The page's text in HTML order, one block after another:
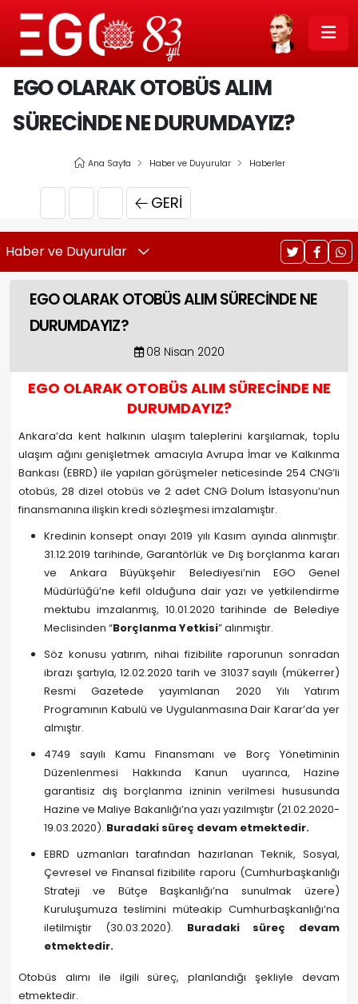
EGO OLARAK OTOBÜS ALIM
SÜRECİNDE NE DURUMDAYIZ?
Ana Sayfa Haber ve Duyurular Haberler
GERI
Haber ve Duyurular
EGO OLARAK OTOBÜS ALIM SÜRECİNDE NE
DURUMDAYIZ?
08 Nisan 2020
EGO OLARAK OTOBÜS ALIM SÜRECİNDE NE
DURUMDAYIZ?
Ankara’da kent halkının ulaşım taleplerini karşılamak, toplu
ulaşım ağını genişletmek amacıyla Avrupa İmar ve Kalkınma
Bankası (EBRD) ile yapılan görüşmeler neticesinde 254 CNG’li
otobüs, 28 dizel otobüs ve 2 adet CNG Dolum İstasyonu’nun
finansmanına ilişkin kredi sözleşmesi imzalamıştır.
Kredinin konsept onayı 2019 yılı Kasım ayında alınmıştır.
31.12.2019 tarihinde, Garantörlük ve Dış borçlanma kararı
ve Ankara Büyükşehir Belediyesi’nin EGO Genel
Müdürlüğü’ne kefil olduğuna dair yazı ve yetkilendirme
mektubu imzalanmış, 10.01.2020 tarihinde de Belediye
Meclisinden “Borçlanma Yetkisi” alınmıştır.
Söz konusu yatırım, nihai fizibilite raporunun sonradan
ibrazı şartıyla, 12.02.2020 tarih ve 31037 sayılı (mükerrer)
Resmi Gazetede yayımlanan 2020 Yılı Yatırım
Programının Kabulü ve Uygulanmasına Dair Karar’da yer
almıştır.
4749 sayılı Kamu Finansmanı ve Borç Yönetiminin
Düzenlenmesi Hakkında Kanun uyarınca, Hazine
garantisiz dış borçlanma izninin verilmesi hususunda
Hazine ve Maliye Bakanlığı’na yazı yazılmıştır (21.02.2020-
19.03.2020). Buradaki süreç devam etmektedir.
EBRD uzmanları tarafından hazırlanan Teknik, Sosyal,
Çevresel ve Finansal fizibilite raporu (Cumhurbaşkanlığı
Strateji ve Bütçe Başkanlığı’na sunulmak üzere)
Kuruluşumuza teslimini müteakip Cumhurbaşkanlığı’na
iletilmiştir (30.03.2020). Buradaki süreç devam
etmektedir.
Otobüs alımı ile ilgili süreç, planlandığı şekliyle devam
etmektedir.